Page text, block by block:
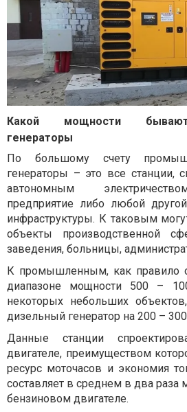
Какой мощности
генераторы
По большому счету
генераторы – это все станции,
автономным
предприятие либо любой
инфраструктуры. К таковым
объекты производственной
заведения, больницы,
К промышленным, как правило
диапазоне мощности 500 –
некоторых небольших
дизельный генератор на 200 –
Данные станции
двигателе, преимуществом
ресурс моточасов и экономия
составляет в среднем в два раза
бензиновом двигателе.